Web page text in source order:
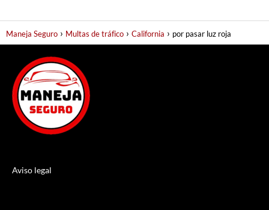
Maneja Seguro Multas de tráfico California por pasar luz roja
Aviso legal